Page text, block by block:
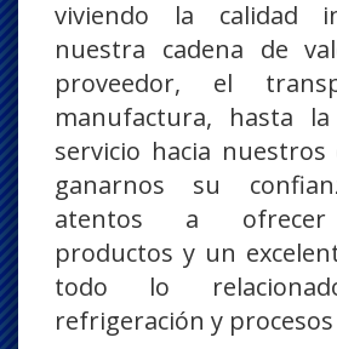
viviendo la calidad
nuestra cadena de
proveedor, el
manufactura, hasta
servicio hacia
ganarnos su
atentos a ofrecer
productos y un
todo lo
refrigeración y